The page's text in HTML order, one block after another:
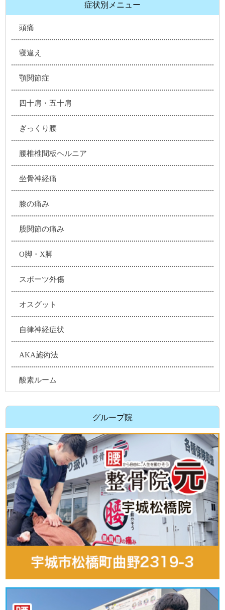
症状別メニュー
頭痛
寝違え
顎関節症
四十肩・五十肩
ぎっくり腰
腰椎椎間板ヘルニア
坐骨神経痛
膝の痛み
股関節の痛み
O脚・X脚
スポーツ外傷
オスグット
自律神経症状
AKA施術法
酸素ルーム
グループ院